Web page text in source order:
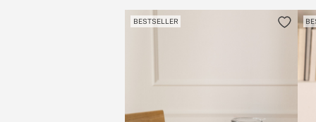
BESTSELLER